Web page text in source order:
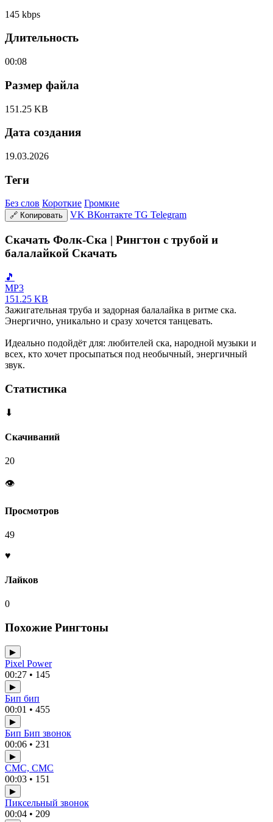
145 kbps
Длительность
00:08
Размер файла
151.25 KB
Дата создания
19.03.2026
Теги
Без слов Короткие Громкие
🔗 Копировать VK ВКонтакте TG Telegram
Скачать Фолк-Ска | Рингтон с трубой и
балалайкой Скачать
🎵
MP3
151.25 KB
Зажигательная труба и задорная балалайка в ритме ска.
Энергично, уникально и сразу хочется танцевать.
Идеально подойдёт для: любителей ска, народной музыки и
всех, кто хочет просыпаться под необычный, энергичный
звук.
Статистика
⬇
Скачиваний
20
👁
Просмотров
49
♥
Лайков
0
Похожие Рингтоны
▶
Pixel Power
00:27 • 145
▶
Бип бип
00:01 • 455
▶
Бип Бип звонок
00:06 • 231
▶
СМС, СМС
00:03 • 151
▶
Пиксельный звонок
00:04 • 209